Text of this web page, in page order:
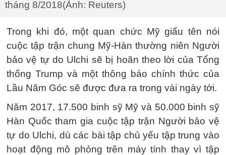
tháng 8/2018(Ảnh: Reuters)
Trong khi đó, một quan chức Mỹ giấu tên nói
cuộc tập trận chung Mỹ-Hàn thường niên Người
bảo vệ tự do Ulchi sẽ bị hoãn theo lời của Tổng
thống Trump và một thông báo chính thức của
Lầu Năm Góc sẽ được đưa ra trong vài ngày tới.
Năm 2017, 17.500 binh sỹ Mỹ và 50.000 binh sỹ
Hàn Quốc tham gia cuộc tập trận Người bảo vệ
tự do Ulchi, dù các bài tập chủ yếu tập trung vào
hoạt động mô phỏng trên máy tính thay vì tập